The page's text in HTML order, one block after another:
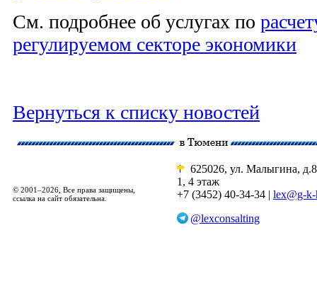
См. подробнее об услугах по
регулируемом секторе экономики
Вернуться к списку новостей
© 2001–2026, Все права защищены,
ссылка на сайт обязательна.
625026, ул. Малыгина,
1, 4 этаж
+7 (3452) 40-34-34 | lex@g-
@lexconsalting